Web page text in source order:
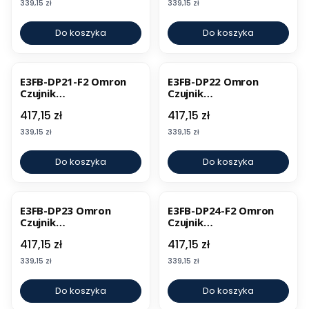
Cena
339,15 zł
Do koszyka
Cena
339,15 zł
Do koszyka
E3FB-DP21-F2 Omron
Czujnik
Cena
417,15 zł
Cena
339,15 zł
Do koszyka
E3FB-DP22 Omron
Czujnik
Cena
417,15 zł
Cena
339,15 zł
Do koszyka
E3FB-DP23 Omron
Czujnik
Cena
417,15 zł
Cena
339,15 zł
Do koszyka
E3FB-DP24-F2 Omron
Czujnik
Cena
417,15 zł
Cena
339,15 zł
Do koszyka